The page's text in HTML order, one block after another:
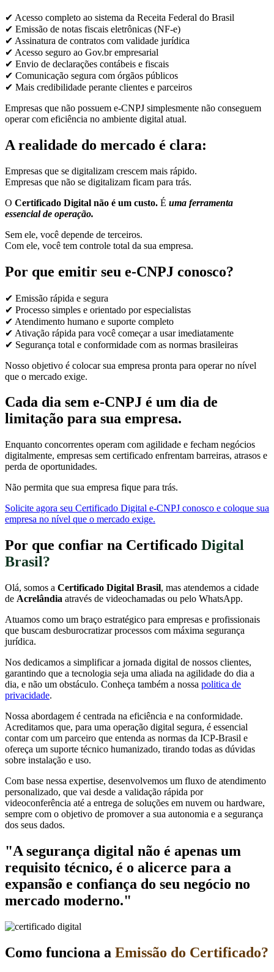
✔ Acesso completo ao sistema da Receita Federal do Brasil
✔ Emissão de notas fiscais eletrônicas (NF-e)
✔ Assinatura de contratos com validade jurídica
✔ Acesso seguro ao Gov.br empresarial
✔ Envio de declarações contábeis e fiscais
✔ Comunicação segura com órgãos públicos
✔ Mais credibilidade perante clientes e parceiros
Empresas que não possuem e-CNPJ simplesmente não conseguem
operar com eficiência no ambiente digital atual.
A realidade do mercado é clara:
Empresas que se digitalizam crescem mais rápido.
Empresas que não se digitalizam ficam para trás.
O Certificado Digital não é um custo. É uma ferramenta
essencial de operação.
Sem ele, você depende de terceiros.
Com ele, você tem controle total da sua empresa.
Por que emitir seu e-CNPJ conosco?
✔ Emissão rápida e segura
✔ Processo simples e orientado por especialistas
✔ Atendimento humano e suporte completo
✔ Ativação rápida para você começar a usar imediatamente
✔ Segurança total e conformidade com as normas brasileiras
Nosso objetivo é colocar sua empresa pronta para operar no nível
que o mercado exige.
Cada dia sem e-CNPJ é um dia de
limitação para sua empresa.
Enquanto concorrentes operam com agilidade e fecham negócios
digitalmente, empresas sem certificado enfrentam barreiras, atrasos e
perda de oportunidades.
Não permita que sua empresa fique para trás.
Solicite agora seu Certificado Digital e-CNPJ conosco e coloque sua
empresa no nível que o mercado exige.
Por que confiar na Certificado Digital
Brasil?
Olá, somos a Certificado Digital Brasil, mas atendemos a cidade
de Acrelândia através de videochamadas ou pelo WhatsApp.
Atuamos como um braço estratégico para empresas e profissionais
que buscam desburocratizar processos com máxima segurança
jurídica.
Nos dedicamos a simplificar a jornada digital de nossos clientes,
garantindo que a tecnologia seja uma aliada na agilidade do dia a
dia, e não um obstáculo. Conheça também a nossa politica de
privacidade.
Nossa abordagem é centrada na eficiência e na conformidade.
Acreditamos que, para uma operação digital segura, é essencial
contar com um parceiro que entenda as normas da ICP-Brasil e
ofereça um suporte técnico humanizado, tirando todas as dúvidas
sobre instalação e uso.
Com base nessa expertise, desenvolvemos um fluxo de atendimento
personalizado, que vai desde a validação rápida por
videoconferência até a entrega de soluções em nuvem ou hardware,
sempre com o objetivo de promover a sua autonomia e a segurança
dos seus dados.
"A segurança digital não é apenas um
requisito técnico, é o alicerce para a
expansão e confiança do seu negócio no
mercado moderno."
Como funciona a Emissão do Certificado?